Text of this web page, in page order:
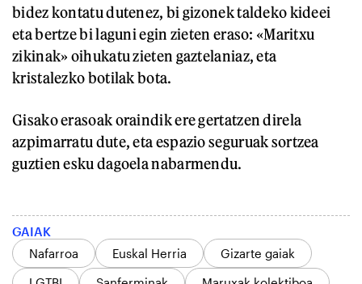
bidez kontatu dutenez, bi gizonek taldeko kideei
eta bertze bi laguni egin zieten eraso: «Maritxu
zikinak» oihukatu zieten gaztelaniaz, eta
kristalezko botilak bota.
Gisako erasoak oraindik ere gertatzen direla
azpimarratu dute, eta espazio seguruak sortzea
guztien esku dagoela nabarmendu.
GAIAK
Nafarroa
Euskal Herria
Gizarte gaiak